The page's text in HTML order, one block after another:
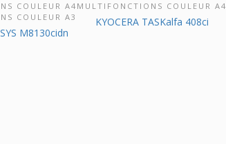
PRODUIT
COULEUR A4
COULEUR A3
M8130cidn
DÉCOUVRIR CE PRODUIT
MULTIFONCTIONS COULEUR A4
KYOCERA TASKalfa 408ci